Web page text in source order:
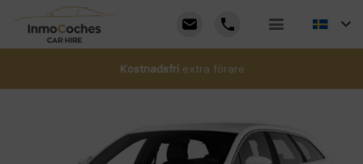
Kostnadsfriextra förare